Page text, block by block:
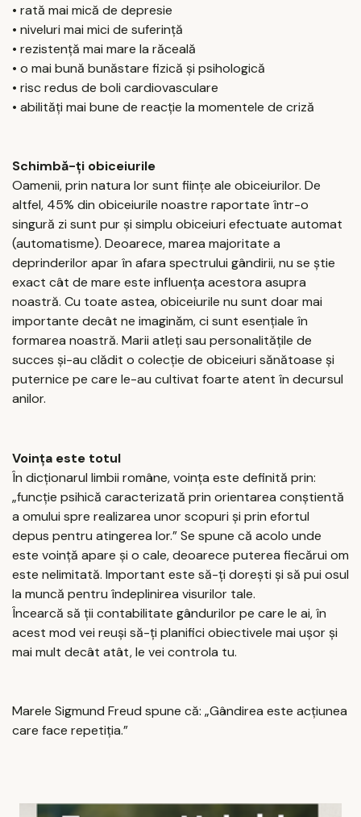
• rată mai mică de depresie
• niveluri mai mici de suferință
• rezistență mai mare la răceală
• o mai bună bunăstare fizică și psihologică
• risc redus de boli cardiovasculare
• abilități mai bune de reacţie la momentele de criză
Schimbă-ți obiceiurile
Oamenii, prin natura lor sunt ființe ale obiceiurilor. De
altfel, 45% din obiceiurile noastre raportate într-o
singură zi sunt pur și simplu obiceiuri efectuate automat
(automatisme). Deoarece, marea majoritate a
deprinderilor apar în afara spectrului gândirii, nu se știe
exact cât de mare este influența acestora asupra
noastră. Cu toate astea, obiceiurile nu sunt doar mai
importante decât ne imaginăm, ci sunt esențiale în
formarea noastră. Marii atleți sau personalitățile de
succes și-au clădit o colecție de obiceiuri sănătoase și
puternice pe care le-au cultivat foarte atent în decursul
anilor.
Voința este totul
În dicționarul limbii române, voinţa este definită prin:
„funcție psihică caracterizată prin orientarea conștientă
a omului spre realizarea unor scopuri și prin efortul
depus pentru atingerea lor.” Se spune că acolo unde
este voință apare și o cale, deoarece puterea fiecărui om
este nelimitată. Important este să-ți dorești și să pui osul
la muncă pentru îndeplinirea visurilor tale.
Încearcă să ții contabilitate gândurilor pe care le ai, în
acest mod vei reuși să-ți planifici obiectivele mai ușor și
mai mult decât atât, le vei controla tu.
Marele Sigmund Freud spune că: „Gândirea este acțiunea
care face repetiția.”